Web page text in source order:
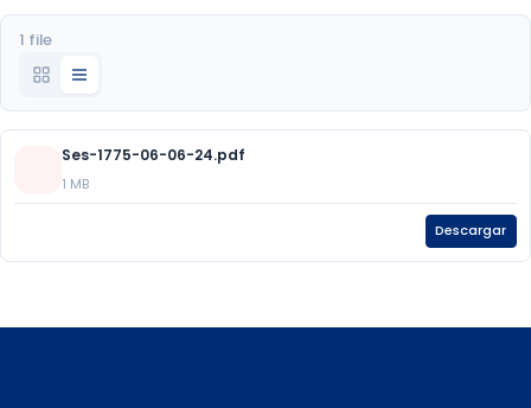
1 file
Ses-1775-06-06-24.pdf
1 MB
Descargar